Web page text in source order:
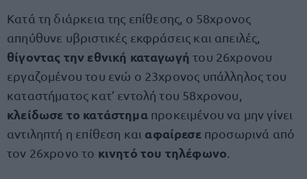
Κατά τη διάρκεια της επίθεσης, ο 58χρονος
απηύθυνε υβριστικές εκφράσεις και απειλές,
θίγοντας την εθνική καταγωγή του 26χρονου
εργαζομένου του ενώ ο 23χρονος υπάλληλος του
καταστήματος κατ’ εντολή του 58χρονου,
κλείδωσε το κατάστημα προκειμένου να μην γίνει
αντιληπτή η επίθεση και αφαίρεσε προσωρινά από
τον 26χρονο το κινητό του τηλέφωνο